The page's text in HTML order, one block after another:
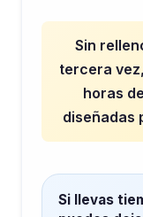
Sin
tercera
horas
diseñadas
Si llevas